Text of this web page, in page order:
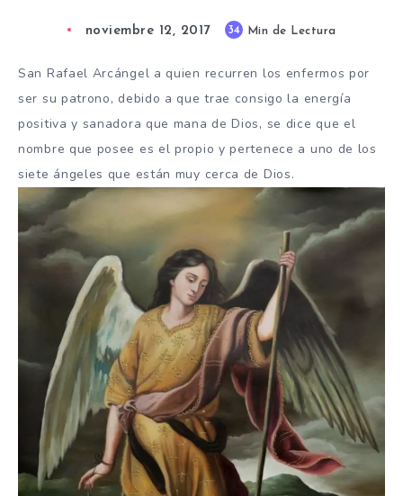
noviembre 12, 2017 34 Min de Lectura
San Rafael Arcángel a quien recurren los enfermos por
ser su patrono, debido a que trae consigo la energía
positiva y sanadora que mana de Dios, se dice que el
nombre que posee es el propio y pertenece a uno de los
siete ángeles que están muy cerca de Dios.